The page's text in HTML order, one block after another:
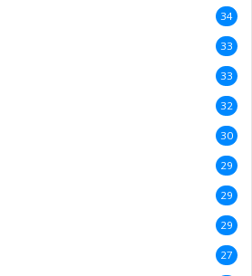
34
33
33
32
30
29
29
29
27